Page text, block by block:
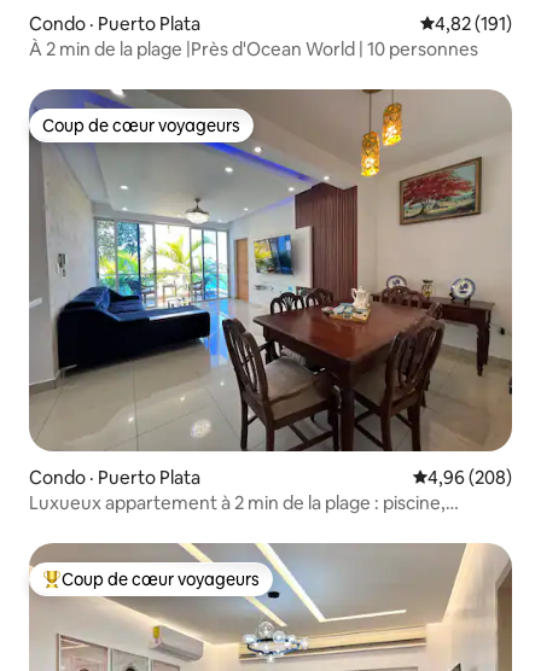
Condo · Puerto Plata Note
4,82 (191)
À 2 min de la plage |Près d'Ocean World | 10 personnes
Coup de cœur voyageurs
Coup de cœur voyageurs
Condo · Puerto Plata Note
4,96 (208)
Luxueux appartement à 2 min de la plage : piscine,
Coup de cœur voyageurs parmi les plus aimés
Coup de cœur voyageurs